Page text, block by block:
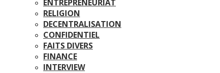
ENTREPRENEURIAT
RELIGION
DECENTRALISATION
CONFIDENTIEL
FAITS DIVERS
FINANCE
INTERVIEW